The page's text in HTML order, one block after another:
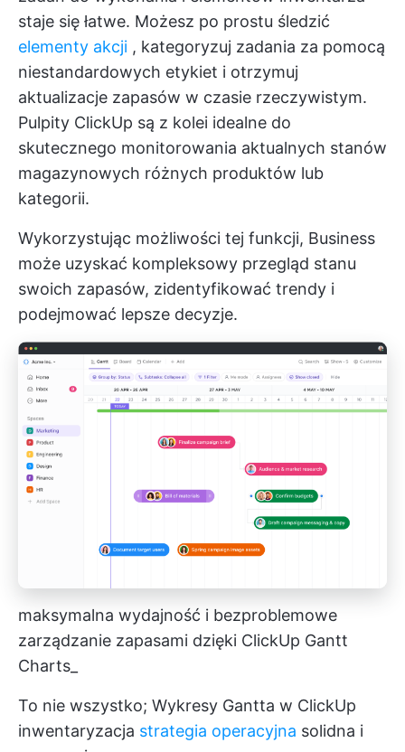
staje się łatwe. Możesz po prostu śledzić
elementy akcji , kategoryzuj zadania za pomocą
niestandardowych etykiet i otrzymuj
aktualizacje zapasów w czasie rzeczywistym.
Pulpity ClickUp są z kolei idealne do
skutecznego monitorowania aktualnych stanów
magazynowych różnych produktów lub
kategorii.
Wykorzystując możliwości tej funkcji, Business
może uzyskać kompleksowy przegląd stanu
swoich zapasów, zidentyfikować trendy i
podejmować lepsze decyzje.
maksymalna wydajność i bezproblemowe
zarządzanie zapasami dzięki ClickUp Gantt
Charts_
To nie wszystko; Wykresy Gantta w ClickUp
inwentaryzacja strategia operacyjna solidna i